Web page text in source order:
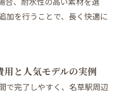
加を行うことで、長く快適に
用と人気モデルの実例
で完了しやすく、名草駅周辺